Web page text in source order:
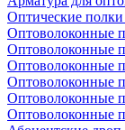
Оптические
Оптоволоконные
Оптоволоконные
Оптоволоконные
Оптоволоконные
Оптоволоконные
Оптоволоконные